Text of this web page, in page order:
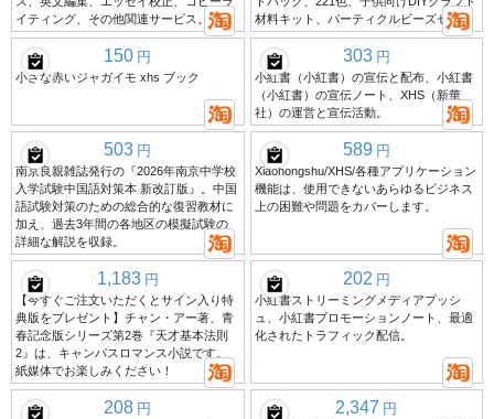
イティング、その他関連サービス。
材料キット、パーティクルビーズセット
150 円
小さな赤いジャガイモ xhs ブック
303 円
小紅書（小紅書）の宣伝と配布、小紅書
（小紅書）の宣伝ノート、XHS（新華
社）の運営と宣伝活動。
503 円
南京良親雑誌発行の『2026年南京中学校
入学試験中国語対策本 新改訂版』。中国
語試験対策のための総合的な復習教材に
加え、過去3年間の各地区の模擬試験の
詳細な解説を収録。
589 円
Xiaohongshu/XHS/各種アプリケーション
機能は、使用できないあらゆるビジネス
上の困難や問題をカバーします。
1,183 円
【今すぐご注文いただくとサイン入り特
典版をプレゼント】チャン・アー著、青
春記念版シリーズ第2巻『天才基本法則
2』は、キャンパスロマンス小説です。
紙媒体でお楽しみください！
202 円
小紅書ストリーミングメディアプッシ
ュ、小紅書プロモーションノート、最適
化されたトラフィック配信。
208 円 2,347 円